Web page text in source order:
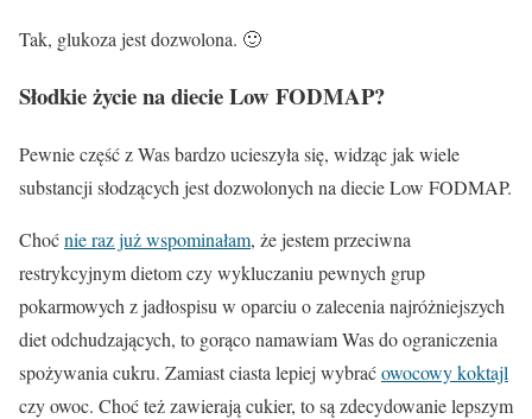
Tak, glukoza jestdozwolona. 🙂
Słodkie życie na diecie Low FODMAP?
Pewnie część z Was bardzo ucieszyła się, widząc jak wiele
substancji słodzących jest dozwolonych na diecie Low FODMAP.
Choćnie raz już wspominałam, że jestem przeciwna
restrykcyjnym dietom czy wykluczaniu pewnych grup
pokarmowych z jadłospisu w oparciu o zalecenia najróżniejszych
diet odchudzających, to gorąco namawiam Was do ograniczenia
spożywania cukru. Zamiast ciasta lepiej wybraćowocowy koktajl
czy owoc. Choć też zawierają cukier, to są zdecydowanie lepszym